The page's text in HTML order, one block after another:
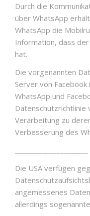
Durch die
über WhatsApp
WhatsApp die
Information, dass
hat.
Die vorgenannten
Server von
WhatsApp und
Verarbeitung zu
Verbesserung des
Die USA verfügen
angemessenes
allerdings